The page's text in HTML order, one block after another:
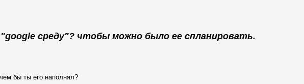
среду"? чтобы можно было ее спланировать.
бы ты его наполнял?